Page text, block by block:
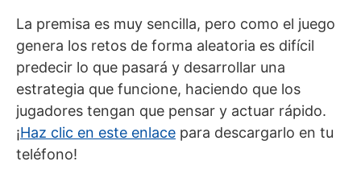
La premisa es muy sencilla, pero como el juego
genera los retos de forma aleatoria es difícil
predecir lo que pasará y desarrollar una
estrategia que funcione, haciendo que los
jugadores tengan que pensar y actuar rápido.
¡Haz clic en este enlace para descargarlo en tu
teléfono!